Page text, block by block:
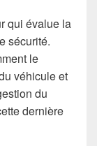
qui évalue la
sécurité.
le
véhicule et
du
dernière